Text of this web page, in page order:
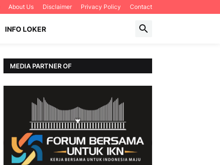
About Us Disclaimer Privacy Policy Contact
INFO LOKER
MEDIA PARTNER OF